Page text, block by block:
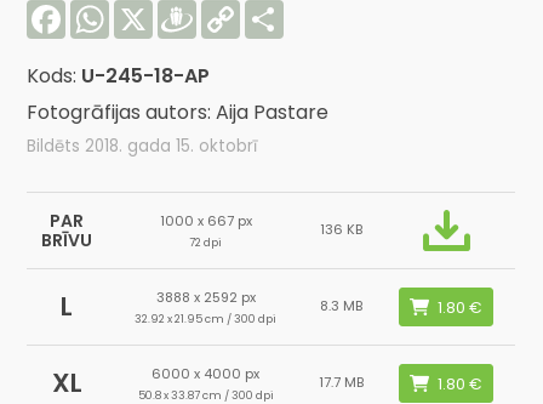
FacebookWhatsApp
X Draugiem
Copy
Link
Kods: U-245-18-AP
Fotogrāfijas autors: Aija Pastare
Bildēts 2018. gada 15. oktobrī
PAR
BRĪVU
1000 x 667 px
72 dpi
136 KB
L 3888 x 2592 px
32.92 x 21.95 cm / 300 dpi
8.3 MB
XL 6000 x 4000 px
50.8 x 33.87 cm / 300 dpi
17.7 MB